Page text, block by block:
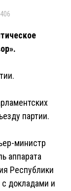
партии.
министр
аппарата
Республики
докладами и